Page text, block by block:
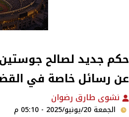
حكم جديد لصالح
عن رسائل خاصة في
نشوى طارق رضوان
الجمعة 20/يونيو/2025 - 05:10 م